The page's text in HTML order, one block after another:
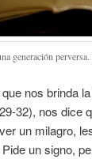
generación
nos brinda
32), nos dice
un milagro,
un signo,